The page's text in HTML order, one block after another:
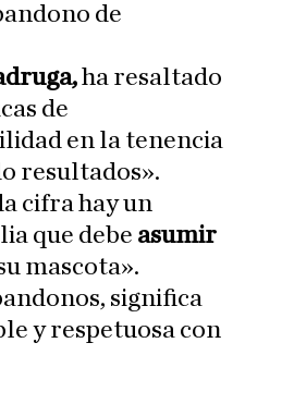
de
ha resaltado
de
en la tenencia
resultados».
cifra hay un
que debe asumir
mascota».
significa
y respetuosa con